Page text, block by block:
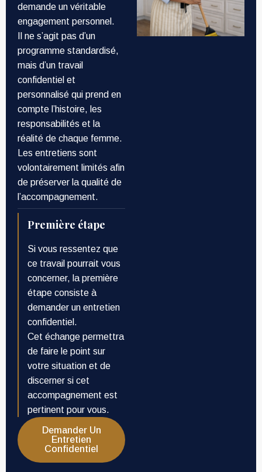
demande un véritable
engagement personnel.
Il ne s’agit pas d’un
programme standardisé,
mais d’un travail
confidentiel et
personnalisé qui prend en
compte l’histoire, les
responsabilités et la
réalité de chaque femme.
Les entretiens sont
volontairement limités afin
de préserver la qualité de
l’accompagnement.
Première étape
Si vous ressentez que
ce travail pourrait vous
concerner, la première
étape consiste à
demander un entretien
confidentiel.
Cet échange permettra
de faire le point sur
votre situation et de
discerner si cet
accompagnement est
pertinent pour vous.
Demander Un
Entretien
Confidentiel